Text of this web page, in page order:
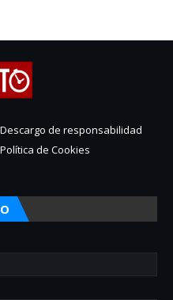
Descargo de responsabilidad
Política de Cookies